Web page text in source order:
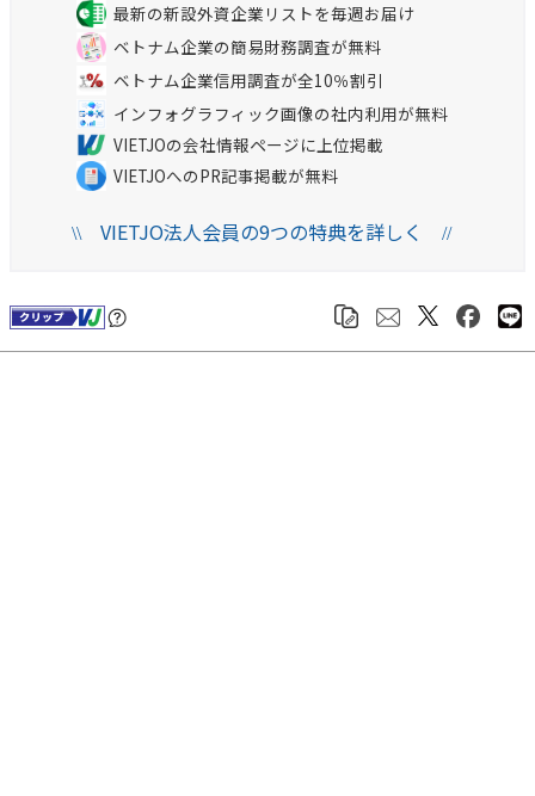
最新の新設外資企業リストを毎週お届け
ベトナム企業の簡易財務調査が無料
ベトナム企業信用調査が全10％割引
インフォグラフィック画像の社内利用が無料
VIETJOの会社情報ページに上位掲載
VIETJOへのPR記事掲載が無料
\\VIETJO法人会員の9つの特典を詳しく //